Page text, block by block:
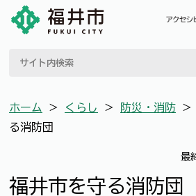
ホーム ＞ くらし ＞ 防災・消防 ＞
る消防団
最
福井市を守る消防団